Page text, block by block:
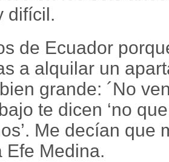
difícil.
de Ecuador
a alquilar un
grande: ´No
te dicen ‘no
Me decían que
Efe Medina.